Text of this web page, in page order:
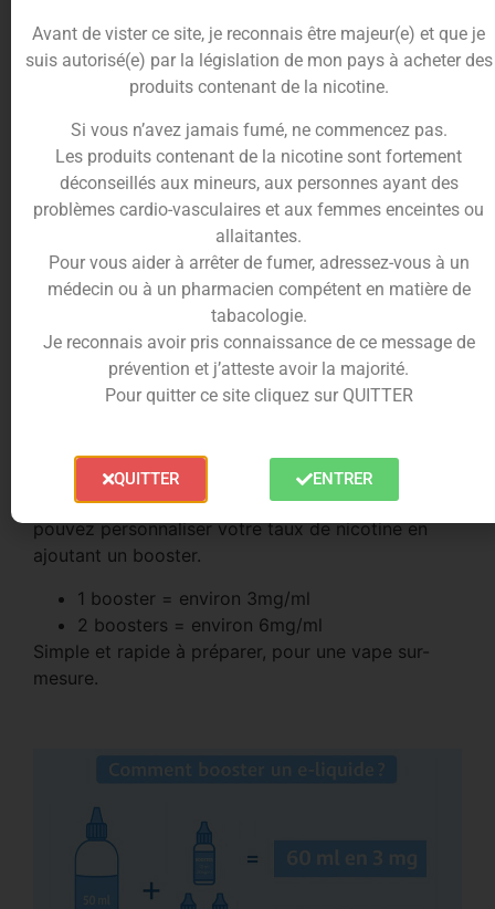
liquide peut être vapé tel quel ou boosté avec un
ou deux boosters de nicotine selon vos besoins.
La base en 50% PG / 50% VG assure un excellent
équilibre entre saveur et vapeur, compatible avec
la plupart des cigarettes électroniques.
Une qualité certifiée AFNOR
Les e-liquides VDLV bénéficient de la certification
AFNOR, une référence de qualité et de sécurité
dans la vape française. Cette norme garantit la
traçabilité des ingrédients, l’absence de
substances controversées et une fabrication
respectant des standards stricts. Avec Prends le
Melon, vous avez l’assurance d’un produit fiable et
Boostez votre vape facilement
Grâce à son format 50ml surdosé en arômes, vous
pouvez personnaliser votre taux de nicotine en
ajoutant un booster.
1 booster = environ 3mg/ml
2 boosters = environ 6mg/ml
Simple et rapide à préparer, pour une vape sur-
mesure.
Avant de vister ce site, je reconnais être majeur(e) et que je
suis autorisé(e) par la législation de mon pays à acheter des
produits contenant de la nicotine.
Si vous n’avez jamais fumé, ne commencez pas.
Les produits contenant de la nicotine sont fortement
déconseillés aux mineurs, aux personnes ayant des
problèmes cardio-vasculaires et aux femmes enceintes ou
allaitantes.
Pour vous aider à arrêter de fumer, adressez-vous à un
médecin ou à un pharmacien compétent en matière de
tabacologie.
Je reconnais avoir pris connaissance de ce message de
prévention et j’atteste avoir la majorité.
Pour quitter ce site cliquez sur QUITTER
QUITTER ENTRER